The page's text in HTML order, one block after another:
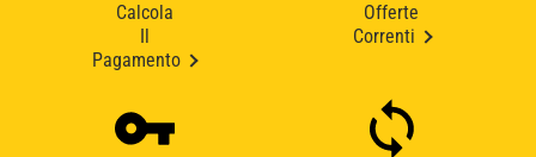
Calcola
Pagamento
Offerte
Correnti